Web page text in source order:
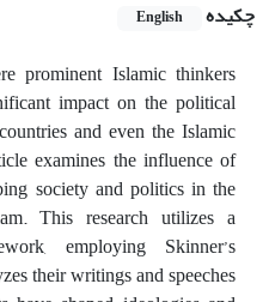
چکیده
English
prominent Islamic thinkers
impact on the political
and even the Islamic
examines the influence of
society and politics in the
This research utilizes a
employing Skinner’s
their writings and speeches